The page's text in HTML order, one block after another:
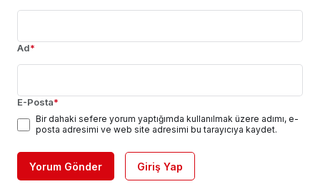
Ad*
E-Posta*
Bir dahaki sefere yorum yaptığımda kullanılmak üzere adımı, e-
posta adresimi ve web site adresimi bu tarayıcıya kaydet.
Yorum Gönder Giriş Yap